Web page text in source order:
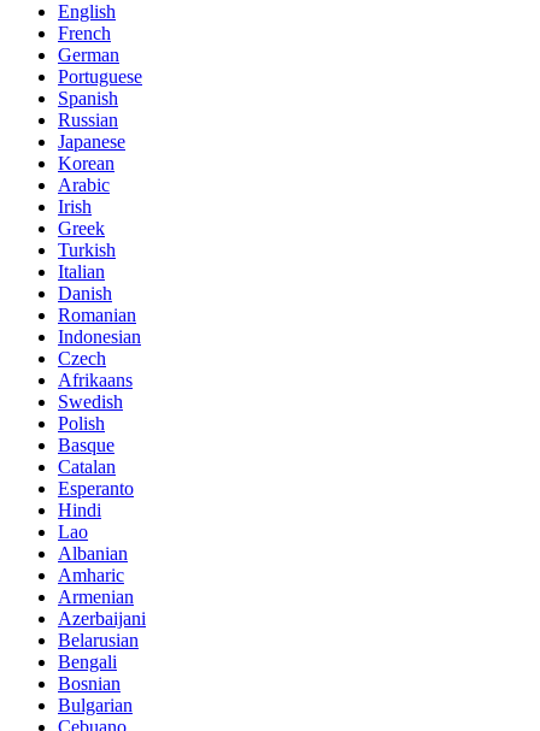
English
French
German
Portuguese
Spanish
Russian
Japanese
Korean
Arabic
Irish
Greek
Turkish
Italian
Danish
Romanian
Indonesian
Czech
Afrikaans
Swedish
Polish
Basque
Catalan
Esperanto
Hindi
Lao
Albanian
Amharic
Armenian
Azerbaijani
Belarusian
Bengali
Bosnian
Bulgarian